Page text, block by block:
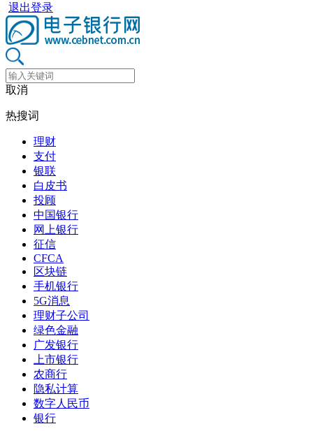
退出登录
取消
热搜词
理财
支付
银联
白皮书
投顾
中国银行
网上银行
征信
CFCA
区块链
手机银行
5G消息
理财子公司
绿色金融
广发银行
上市银行
农商行
隐私计算
数字人民币
银行